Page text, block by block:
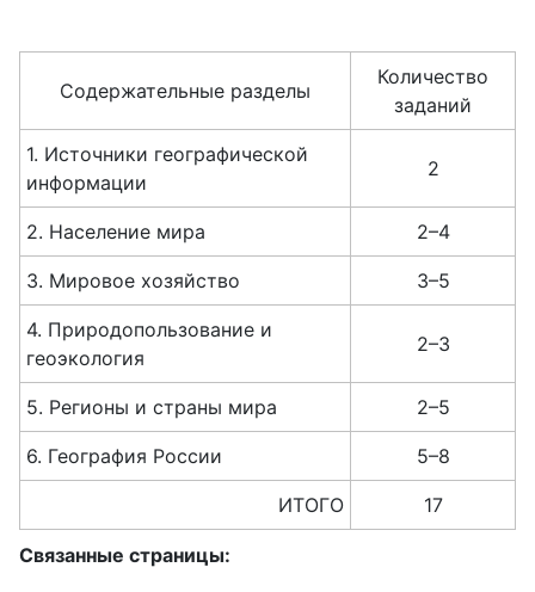
Содержательные разделы
Количество
заданий
1. Источники географической
информации
2
2. Население мира 2–4
3. Мировое хозяйство 3–5
4. Природопользование и
геоэкология
2–3
5. Регионы и страны мира 2–5
6. География России 5–8
ИТОГО 17
Связанные страницы: